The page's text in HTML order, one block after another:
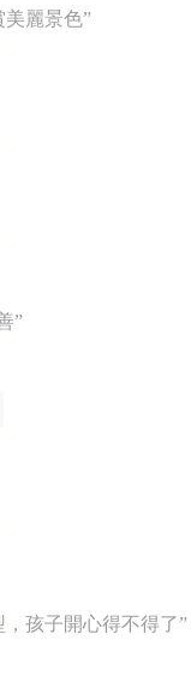
美麗景色”
”
孩子開心得不得了”